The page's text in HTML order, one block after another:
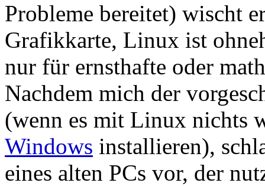
Probleme bereitet) wischt
Grafikkarte, Linux ist
nur für ernsthafte oder
Nachdem mich der
(wenn es mit Linux nichts
Windows installieren),
eines alten PCs vor, der